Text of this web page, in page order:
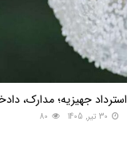
استرداد جهیزیه؛ مدارک،